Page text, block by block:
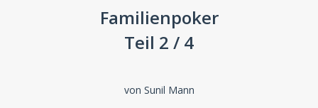
Familienpoker
Teil 2 / 4
von Sunil Mann